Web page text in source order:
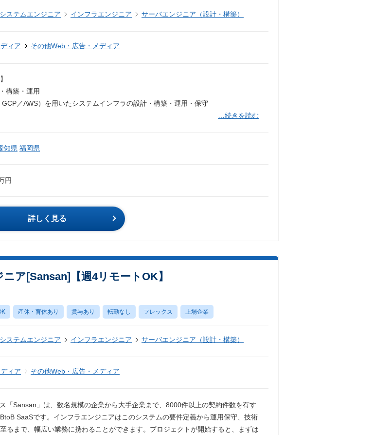
ステムエンジニア インフラエンジニア サーバエンジニア（設計・構築）
ィア その他Web・広告・メディア
構築・運用
／AWS）を用いたシステムインフラの設計・構築・運用・保守
…続きを読む
知県 福岡県
円
詳しく見る
ア[Sansan]【週4リモートOK】
産休・育休あり 賞与あり 転勤なし フレックス 上場企業
ステムエンジニア インフラエンジニア サーバエンジニア（設計・構築）
ィア その他Web・広告・メディア
「Sansan」は、数名規模の企業から大手企業まで、8000件以上の契約件数を有す
SaaSです。インフラエンジニアはこのシステムの要件定義から運用保守、技術
るまで、幅広い業務に携わることができます。プロジェクトが開始すると、まずは